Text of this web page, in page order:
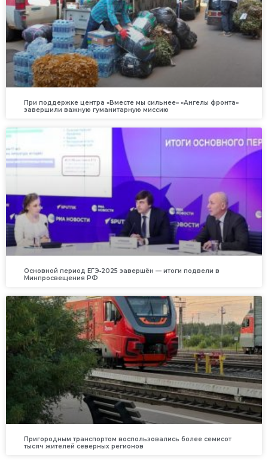
При поддержке центра «Вместе мы сильнее» «Ангелы фронта»
завершили важную гуманитарную миссию
Основной период ЕГЭ‑2025 завершён — итоги подвели в
Минпросвещения РФ
Пригородным транспортом воспользовались более семисот
тысяч жителей северных регионов